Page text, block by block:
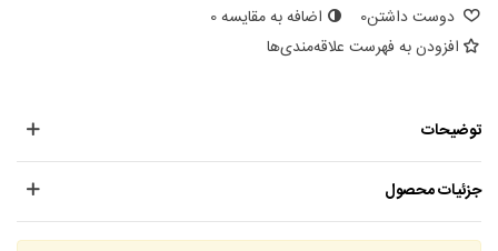
دوست داشتن0 اضافه به مقایسه0
افزودن به فهرست علاقه‌مندی‌ها
توضیحات
جزئیات محصول